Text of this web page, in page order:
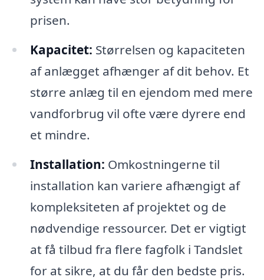
prisen.
Kapacitet: Størrelsen og kapaciteten
af anlægget afhænger af dit behov. Et
større anlæg til en ejendom med mere
vandforbrug vil ofte være dyrere end
et mindre.
Installation: Omkostningerne til
installation kan variere afhængigt af
kompleksiteten af projektet og de
nødvendige ressourcer. Det er vigtigt
at få tilbud fra flere fagfolk i Tandslet
for at sikre, at du får den bedste pris.